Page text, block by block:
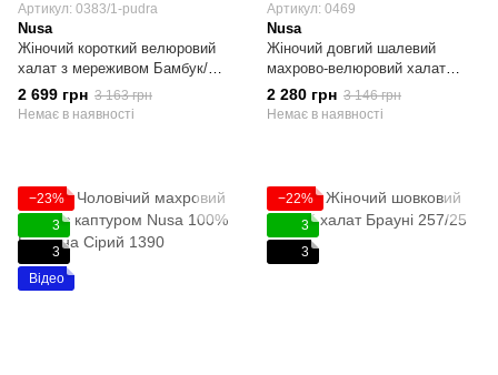
Артикул: 0383/1-pudra
Nusa
Жіночий короткий велюровий
халат з мереживом Бамбук/
Бавовна Nusa Пудровий S
2 699 грн 3 163 грн
Немає в наявності
Артикул: 0469
Nusa
Жіночий довгий шалевий
махрово-велюровий халат
Nusa Бамбук/Бавовна Синій S
2 280 грн 3 146 грн
Немає в наявності
−23%
3
3
Відео
−22%
3
3